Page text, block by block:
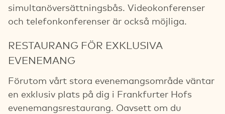
simultanöversättningsbås. Videokonferenser
och telefonkonferenser är också möjliga.
RESTAURANG FÖR EXKLUSIVA
EVENEMANG
Förutom vårt stora evenemangsområde väntar
en exklusiv plats på dig i Frankfurter Hofs
evenemangsrestaurang. Oavsett om du